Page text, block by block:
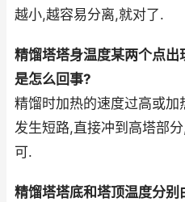
越小,越容易分离,就对了.
精馏塔塔身温度某两个点
是怎么回事?
精馏时加热的速度过高或
发生短路,直接冲到高塔部
可.
精馏塔塔底和塔顶温度分